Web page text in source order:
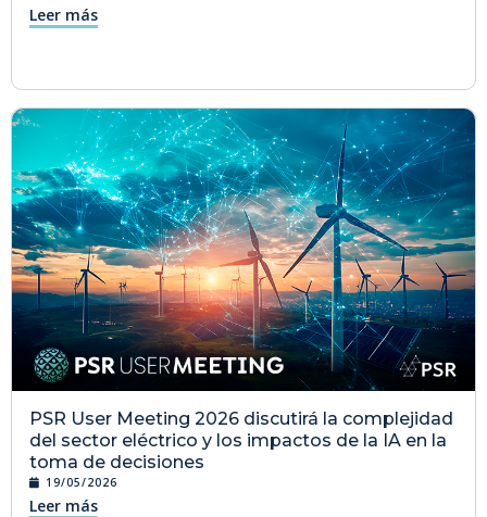
Leer más
PSR User Meeting 2026 discutirá la complejidad
del sector eléctrico y los impactos de la IA en la
toma de decisiones
19/05/2026
Leer más